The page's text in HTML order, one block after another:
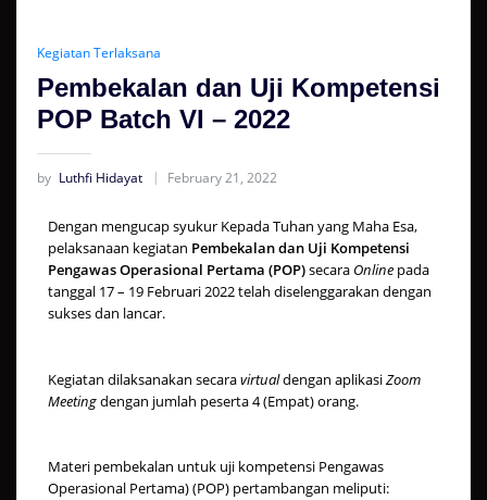
Kegiatan Terlaksana
Pembekalan dan Uji Kompetensi
POP Batch VI – 2022
by Luthfi Hidayat February 21, 2022
Dengan mengucap syukur Kepada Tuhan yang Maha Esa,
pelaksanaan kegiatan Pembekalan dan Uji Kompetensi
Pengawas Operasional Pertama (POP)secara Onlinepada
tanggal 17 – 19 Februari 2022 telah diselenggarakan dengan
sukses dan lancar.
Kegiatan dilaksanakan secaravirtualdengan aplikasiZoom
Meetingdengan jumlah peserta 4 (Empat) orang.
Materi pembekalan untuk uji kompetensi Pengawas
Operasional Pertama) (POP) pertambangan meliputi: